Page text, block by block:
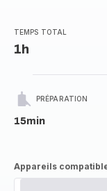
TEMPS TOTAL
1h
PRÉPARATION
15min
Appareils